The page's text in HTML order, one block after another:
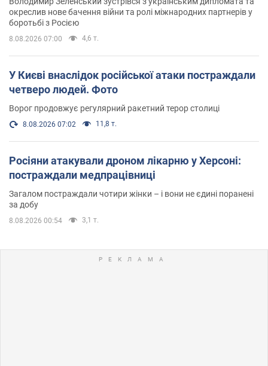
окреслив нове бачення війни та ролі міжнародних партнерів у
боротьбі з Росією
8.08.2026 07:00 4,6 т.
У Києві внаслідок російської атаки постраждали
четверо людей. Фото
Ворог продовжує регулярний ракетний терор столиці
8.08.2026 07:02 11,8 т.
Росіяни атакували дроном лікарню у Херсоні:
постраждали медпрацівниці
Загалом постраждали чотири жінки – і вони не єдині поранені
за добу
8.08.2026 00:54 3,1 т.